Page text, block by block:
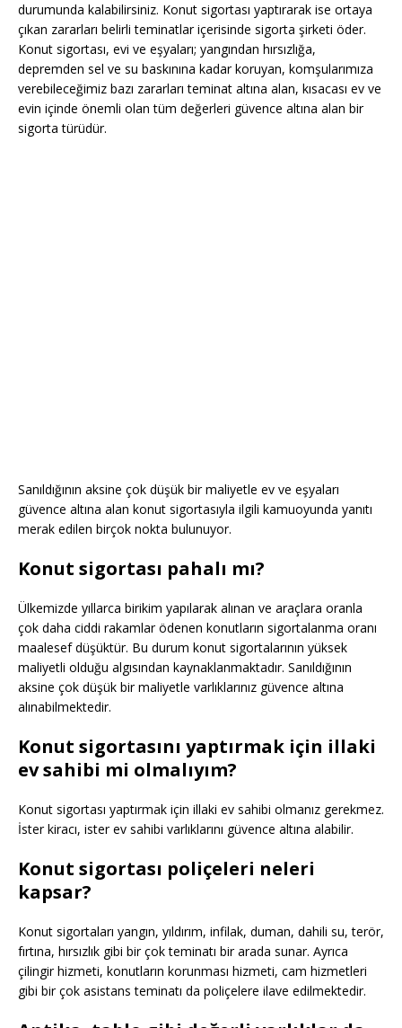
durumunda kalabilirsiniz. Konut sigortası yaptırarak ise ortaya
çıkan zararları belirli teminatlar içerisinde sigorta şirketi öder.
Konut sigortası, evi ve eşyaları; yangından hırsızlığa,
depremden sel ve su baskınına kadar koruyan, komşularımıza
verebileceğimiz bazı zararları teminat altına alan, kısacası ev ve
evin içinde önemli olan tüm değerleri güvence altına alan bir
sigorta türüdür.
Sanıldığının aksine çok düşük bir maliyetle ev ve eşyaları
güvence altına alan konut sigortasıyla ilgili kamuoyunda yanıtı
merak edilen birçok nokta bulunuyor.
Konut sigortası pahalı mı?
Ülkemizde yıllarca birikim yapılarak alınan ve araçlara oranla
çok daha ciddi rakamlar ödenen konutların sigortalanma oranı
maalesef düşüktür. Bu durum konut sigortalarının yüksek
maliyetli olduğu algısından kaynaklanmaktadır. Sanıldığının
aksine çok düşük bir maliyetle varlıklarınız güvence altına
alınabilmektedir.
Konut sigortasını yaptırmak için illaki
ev sahibi mi olmalıyım?
Konut sigortası yaptırmak için illaki ev sahibi olmanız gerekmez.
İster kiracı, ister ev sahibi varlıklarını güvence altına alabilir.
Konut sigortası poliçeleri neleri
kapsar?
Konut sigortaları yangın, yıldırım, infilak, duman, dahili su, terör,
fırtına, hırsızlık gibi bir çok teminatı bir arada sunar. Ayrıca
çilingir hizmeti, konutların korunması hizmeti, cam hizmetleri
gibi bir çok asistans teminatı da poliçelere ilave edilmektedir.